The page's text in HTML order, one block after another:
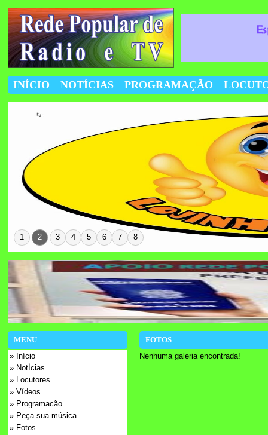
INÍCIO NOTÍCIAS PROGRAMAÇÃO
1 2 3 4 5 6 7 8
MENU
» Início
» NotÍcias
» Locutores
» Vídeos
» Programacão
» Peça sua música
» Fotos
FOTOS
Nenhuma galeria encontrada!